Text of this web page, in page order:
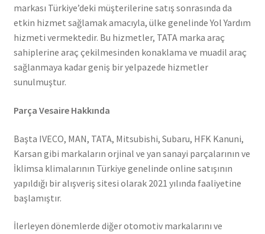
markası Türkiye’deki müşterilerine satış sonrasında da
etkin hizmet sağlamak amacıyla, ülke genelinde Yol Yardım
hizmeti vermektedir. Bu hizmetler, TATA marka araç
sahiplerine araç çekilmesinden konaklama ve muadil araç
sağlanmaya kadar geniş bir yelpazede hizmetler
sunulmuştur.
Parça Vesaire Hakkında
Başta IVECO, MAN, TATA, Mitsubishi, Subaru, HFK Kanuni,
Karsan gibi markaların orjinal ve yan sanayi parçalarının ve
İklimsa klimalarının Türkiye genelinde online satışının
yapıldığı bir alışveriş sitesi olarak 2021 yılında faaliyetine
başlamıştır.
İlerleyen dönemlerde diğer otomotiv markalarını ve